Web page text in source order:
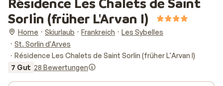
Sorlin (früher L'Arvan I)
Home Skiurlaub Frankreich
Les Sybelles
St. Sorlin d'Arves
Résidence Les Chalets de Saint Sorlin (früher L'Arvan I)
7 Gut 28 Bewertungen